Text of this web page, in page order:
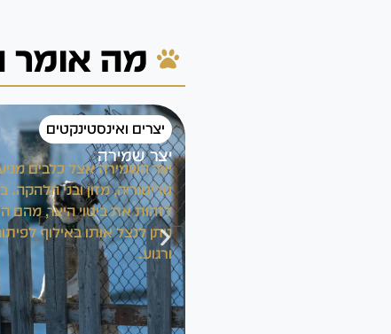
מה אומר
יצרים ואינסטינקטים
יצר שמירה
יצר השמירה אצל כלבים
טריטוריה, מזון ובני
לזהות את ביטוי היצר, מהם
ניתן לנצל אותו באילוף
ורגוע.